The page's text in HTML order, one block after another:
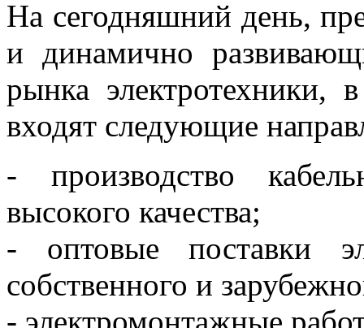
На сегодняшний день,
и динамично
рынка электротехники,
входят следующие
- производство
высокого качества;
- оптовые поставки
собственного и
- электромонтажные